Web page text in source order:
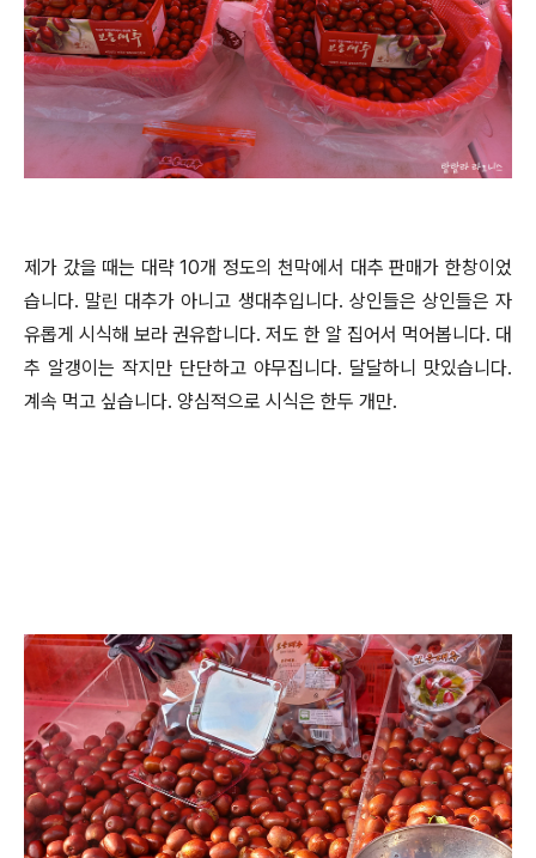
제가 갔을 때는 대략 10개 정도의 천막에서 대추 판매가 한창이었
습니다. 말린 대추가 아니고 생대추입니다. 상인들은 상인들은 자
유롭게 시식해 보라 권유합니다. 저도 한 알 집어서 먹어봅니다. 대
추 알갱이는 작지만 단단하고 야무집니다. 달달하니 맛있습니다.
계속 먹고 싶습니다. 양심적으로 시식은 한두 개만.